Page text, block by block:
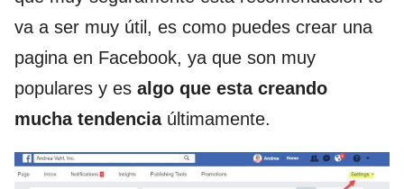
va a ser muy útil, es como puedes crear una
pagina en Facebook, ya que son muy
populares y es algo que esta creando
mucha tendenciaúltimamente.